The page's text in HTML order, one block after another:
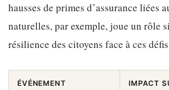
hausses de primes d’assurance liées
naturelles, par exemple, joue un rôle
résilience des citoyens face à ces
ÉVÉNEMENT
IMPACT